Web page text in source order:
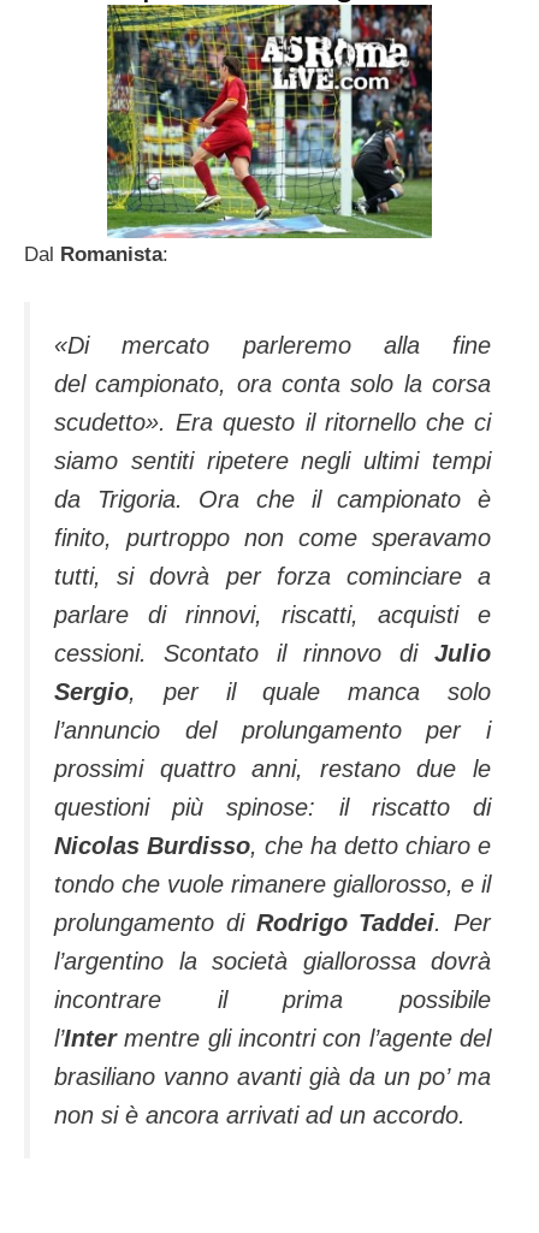
Dal Romanista:
«Di mercato parleremo alla fine
del campionato, ora conta solo la corsa
scudetto». Era questo il ritornello che ci
siamo sentiti ripetere negli ultimi tempi
da Trigoria. Ora che il campionato è
finito, purtroppo non come speravamo
tutti, si dovrà per forza cominciare a
parlare di rinnovi, riscatti, acquisti e
cessioni. Scontato il rinnovo di Julio
Sergio, per il quale manca solo
l’annuncio del prolungamento per i
prossimi quattro anni, restano due le
questioni più spinose: il riscatto di
Nicolas Burdisso, che ha detto chiaro e
tondo che vuole rimanere giallorosso, e il
prolungamento di Rodrigo Taddei. Per
l’argentino la società giallorossa dovrà
incontrare il prima possibile
l’Intermentre gli incontri con l’agente del
brasiliano vanno avanti già da un po’ ma
non si è ancora arrivati ad un accordo.